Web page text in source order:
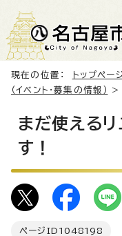
現在の位置： トップペー
（イベント・募集の情報）
>
まだ使える
す！
ページID 1048198